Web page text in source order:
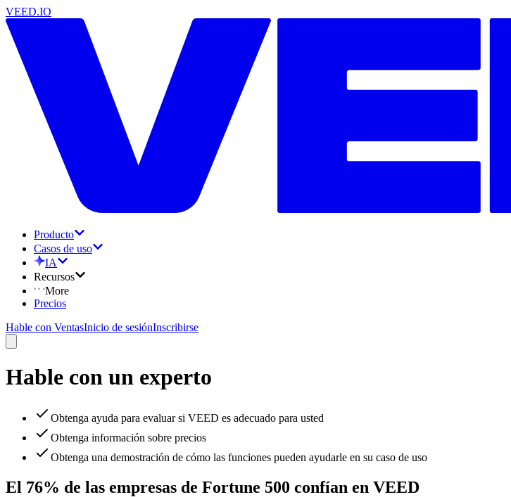
VEED.IO
Producto
Casos de uso
IA
Recursos
More
Precios
Hable con VentasInicio de sesiónInscribirse
Hable con un experto
Obtenga ayuda para evaluar si VEED es adecuado para usted
Obtenga información sobre precios
Obtenga una demostración de cómo las funciones pueden ayudarle en su caso de uso
El 76% de las empresas de Fortune 500 confían en VEED